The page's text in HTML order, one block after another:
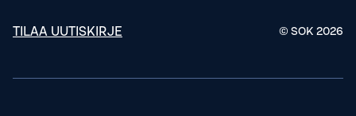
TILAA UUTISKIRJE © SOK 2026